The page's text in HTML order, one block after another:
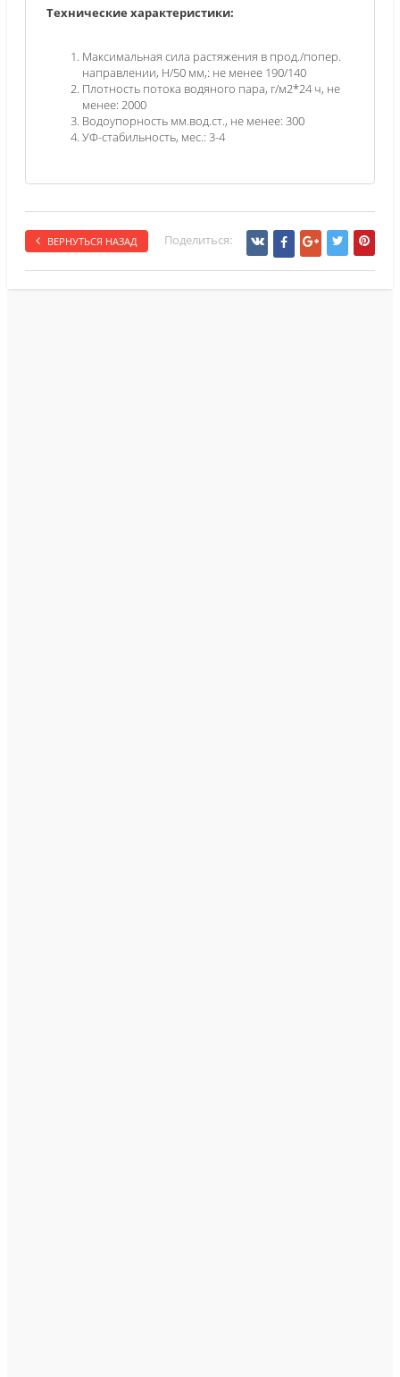
Технические характеристики:
Максимальная сила растяжения в прод./попер.
направлении, Н/50 мм,: не менее 190/140
Плотность потока водяного пара, г/м2*24 ч, не
менее: 2000
Водоупорность мм.вод.ст., не менее: 300
УФ-стабильность, мес.: 3-4
ВЕРНУТЬСЯ НАЗАД Поделиться: